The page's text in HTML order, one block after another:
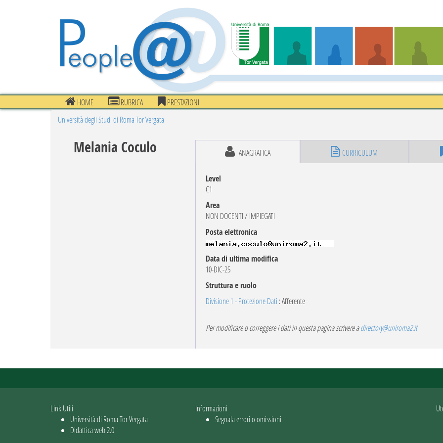
HOME RUBRICA PRESTAZIONI
Università degli Studi di Roma Tor Vergata
Melania Coculo ANAGRAFICA CURRICULUM
Level
C1
Area
NON DOCENTI / IMPIEGATI
Posta elettronica
Data di ultima modifica
10-DIC-25
Struttura e ruolo
Divisione 1 - Protezione Dati : Afferente
Per modificare o correggere i dati in questa pagina scrivere adirectory@uniroma2.it
Link Utili
Università di Roma Tor Vergata
Didattica web 2.0
Informazioni
Segnala errori o omissioni